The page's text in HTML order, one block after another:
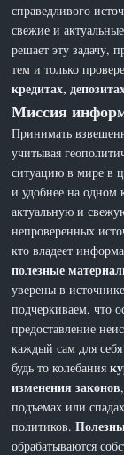
справедливого
свежие и
решает эту задачу,
тем и только
кредитах,
Миссия
Принимать
учитывая
ситуацию в мире в
и удобнее на одном
актуальную и
непроверенных
кто владеет
полезные
уверены в
подчеркиваем, что
предоставление
каждый сам для
будь то колебания
изменения законов
подъемах или
политиков.
обрабатываются